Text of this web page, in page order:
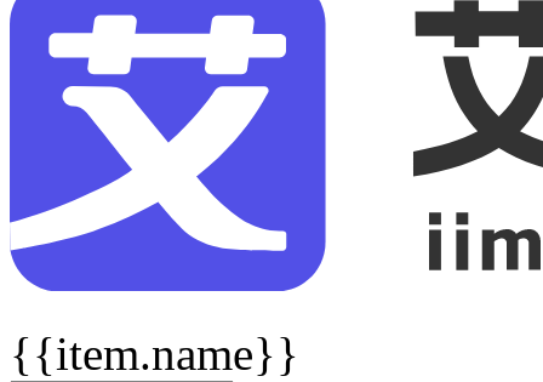
{{item.name}}